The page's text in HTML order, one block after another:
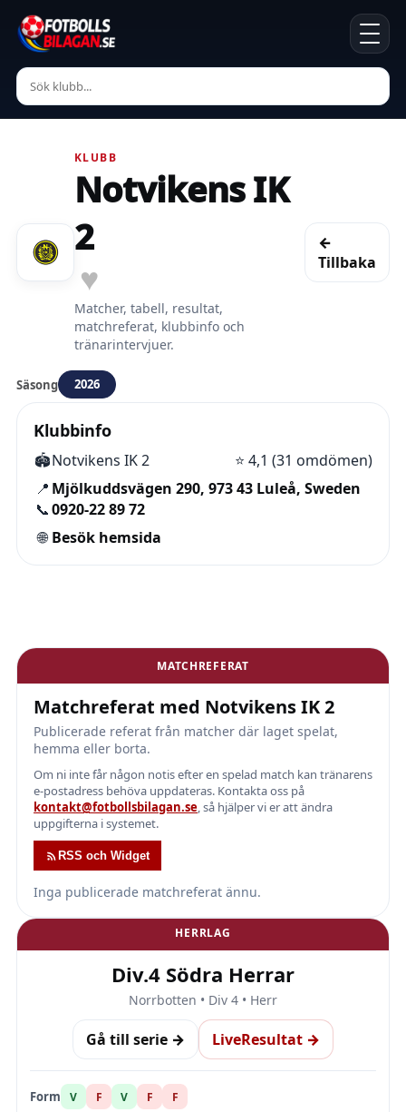
KLUBB
Notvikens IK
2
♥
Matcher, tabell, resultat,
matchreferat, klubbinfo och
tränarintervjuer.
←
Tillbaka
Säsong 2026
Klubbinfo
🏟️Notvikens IK 2 ⭐ 4,1 (31 omdömen)
📍 Mjölkuddsvägen 290, 973 43 Luleå, Sweden
📞0920-22 89 72
🌐 Besök hemsida
MATCHREFERAT
Matchreferat med Notvikens IK 2
Publicerade referat från matcher där laget spelat,
hemma eller borta.
Om ni inte får någon notis efter en spelad match kan tränarens
e-postadress behöva uppdateras. Kontakta oss på
kontakt@fotbollsbilagan.se, så hjälper vi er att ändra
uppgifterna i systemet.
RSS och Widget
Inga publicerade matchreferat ännu.
HERRLAG
Div.4 Södra Herrar
Norrbotten • Div 4 • Herr
Gå till serie → LiveResultat →
Form V F V F F